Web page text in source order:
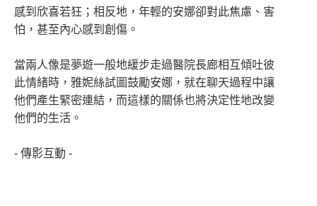
感到欣喜若狂；相反地，年輕的安娜卻對此焦慮、害
怕，甚至內心感到創傷。
當兩人像是夢遊一般地緩步走過醫院長廊相互傾吐彼
此情緒時，雅妮絲試圖鼓勵安娜，就在聊天過程中讓
他們產生緊密連結，而這樣的關係也將決定性地改變
他們的生活。
- 傳影互動 -